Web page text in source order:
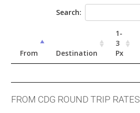
Search:
From Destination
1-
3
Px
FROM CDG ROUND TRIP RATES